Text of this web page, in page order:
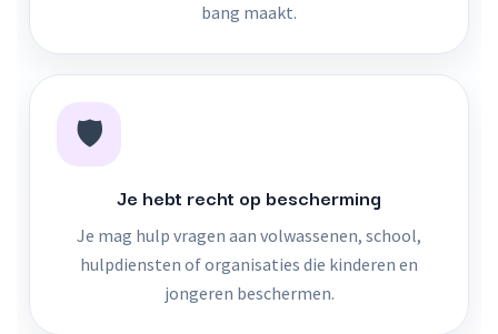
bang maakt.
🛡️
Je hebt recht op bescherming
Je mag hulp vragen aan volwassenen, school,
hulpdiensten of organisaties die kinderen en
jongeren beschermen.